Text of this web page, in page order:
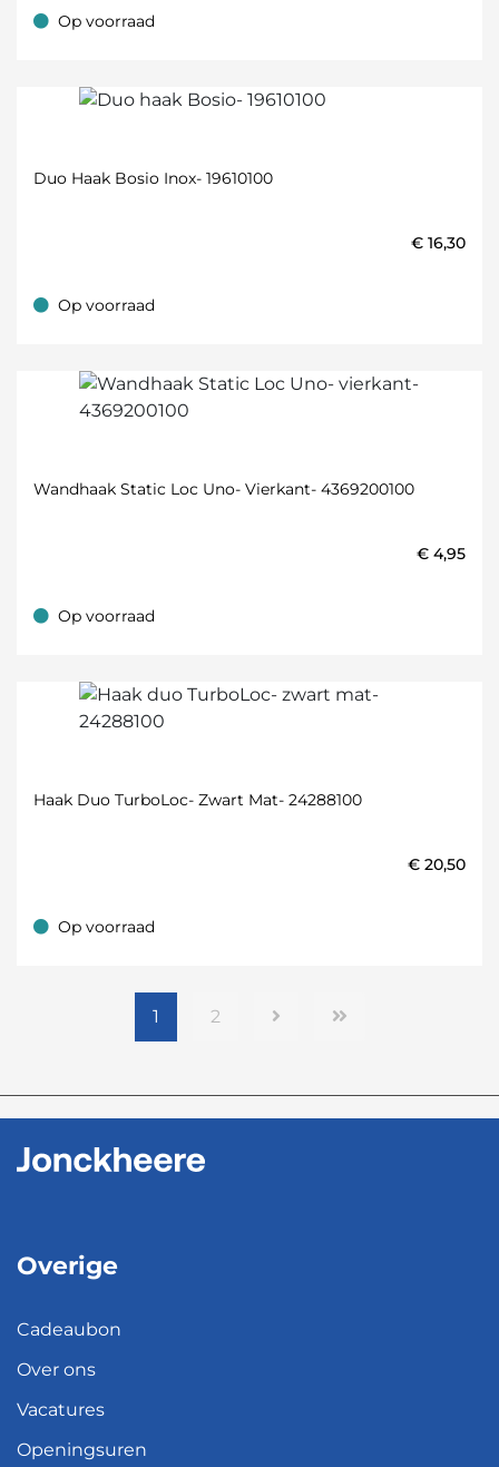
Op voorraad
Op voorraad
Duo Haak Bosio Inox- 19610100
€ 16,30
Op voorraad
Op voorraad
Wandhaak Static Loc Uno- Vierkant- 4369200100
€ 4,95
Op voorraad
Op voorraad
Haak Duo TurboLoc- Zwart Mat- 24288100
€ 20,50
Op voorraad
Op voorraad
1 2
Overige
Cadeaubon
Over ons
Vacatures
Openingsuren